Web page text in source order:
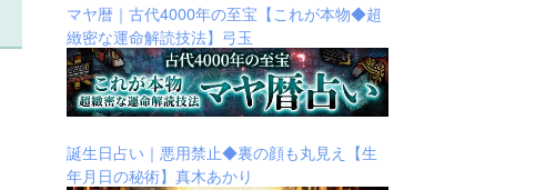
マヤ暦｜古代4000年の至宝【これが本物◆超
緻密な運命解読技法】弓玉
誕生日占い｜悪用禁止◆裏の顔も丸見え【生
年月日の秘術】真木あかり